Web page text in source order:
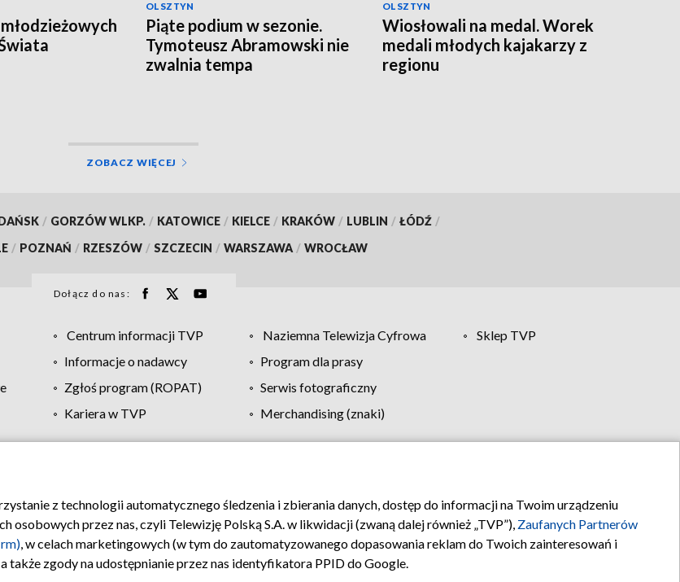
OLSZTYN
Piąte podium w sezonie.
Tymoteusz Abramowski nie
zwalnia tempa
OLSZTYN
Wiosłowali na medal. Worek
medali młodych kajakarzy z
regionu
ZOBACZ WIĘCEJ
/ GORZÓW WLKP. / KATOWICE / KIELCE / KRAKÓW / LUBLIN / ŁÓDŹ /
/ POZNAŃ / RZESZÓW / SZCZECIN / WARSZAWA / WROCŁAW
Dołącz do nas:
Centrum informacji TVP Naziemna Telewizja Cyfrowa
Sklep TVP
Informacje o nadawcy
Program dla prasy
Zgłoś program (ROPAT)
Serwis fotograficzny
Kariera w TVP
Merchandising (znaki)
prywatności Moje zgody Pomoc Biuro reklamy Kontakt
z technologii automatycznego śledzenia i zbierania danych, dostęp do informacji na Twoim urządzeniu
przez nas, czyli Telewizję Polską S.A. w likwidacji (zwaną dalej również „TVP”), Zaufanych Partnerów
, w celach marketingowych (w tym do zautomatyzowanego dopasowania reklam do Twoich zainteresowań i
także zgody na udostępnianie przez nas identyfikatora PPID do Google.